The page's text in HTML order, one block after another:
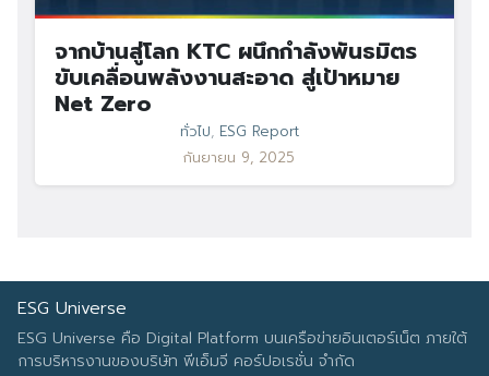
จากบ้านสู่โลก KTC ผนึกกำลังพันธมิตร
ขับเคลื่อนพลังงานสะอาด สู่เป้าหมาย
Net Zero
ทั่วไป, ESG Report
กันยายน 9, 2025
ESG Universe
ESG Universe คือ Digital Platform บนเครือข่ายอินเตอร์เน็ต ภายใต้
การบริหารงานของบริษัท พีเอ็มจี คอร์ปอเรชั่น จำกัด